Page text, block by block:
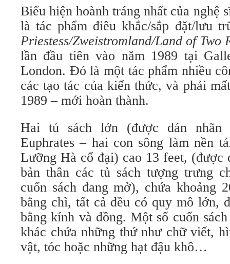
Biểu hiện hoành tráng nhất của nghệ
là tác phẩm điêu khắc/sắp đặt/lưu
Priestess/Zweistromland/Land of Two
lần đầu tiên vào năm 1989 tại
London. Đó là một tác phẩm nhiều
các tạo tác của kiến ​​thức, và phải
1989 – mới hoàn thành.
Hai tủ sách lớn (được dán nhãn
Euphrates – hai con sông làm nền
Lưỡng Hà cổ đại) cao 13 feet, (được
bản thân các tủ sách tượng trưng
cuốn sách đang mở), chứa khoảng
bằng chì, tất cả đều có quy mô lớn,
bằng kính và đồng. Một số cuốn
khác chứa những thứ như chữ viết,
vật, tóc hoặc những hạt đậu khô…